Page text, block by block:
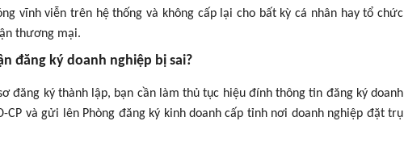
vĩnh viễn trên hệ thống và không cấp lại cho bất kỳ cá nhân hay tổ chức
thương mại.
đăng ký doanh nghiệp bị sai?
đăng ký thành lập, bạn cần làm thủ tục hiệu đính thông tin đăng ký doanh
và gửi lên Phòng đăng ký kinh doanh cấp tỉnh nơi doanh nghiệp đặt trụ